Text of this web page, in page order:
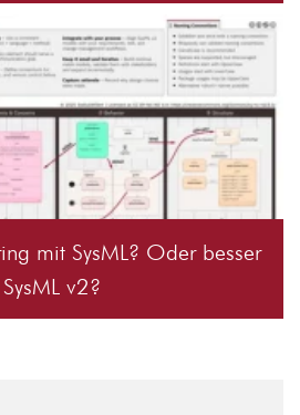
mit SysML? Oder besser
SysML v2?